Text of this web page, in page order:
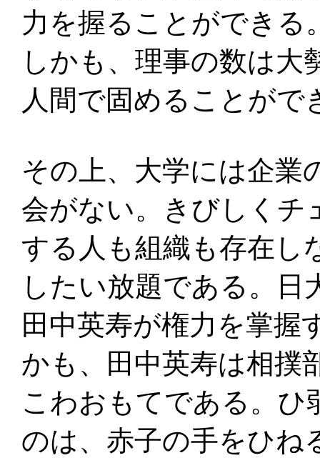
力を握ることができる
しかも、理事の数は
人間で固めることがで
その上、大学には企業
会がない。きびしくチ
する人も組織も存在し
したい放題である。日
田中英寿が権力を掌握
かも、田中英寿は相撲
こわおもてである。ひ
のは、赤子の手をひね